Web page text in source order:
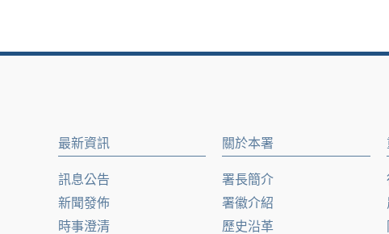
最新資訊
訊息公告
新聞發佈
時事澄清
關於本署
署長簡介
署徽介紹
歷史沿革